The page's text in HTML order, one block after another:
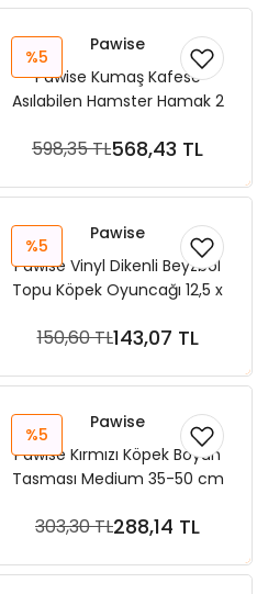
%5
Pawise
Pawise Kumaş Kafese
Asılabilen Hamster Hamak 2
598,35 TL568,43 TL
Sepete Ekle
%5
Pawise
Pawise Vinyl Dikenli Beyzbol
Topu Köpek Oyuncağı 12,5 x
150,60 TL143,07 TL
Sepete Ekle
%5
Pawise
Pawise Kırmızı Köpek Boyun
Tasması Medium 35-50 cm
303,30 TL288,14 TL
Sepete Ekle